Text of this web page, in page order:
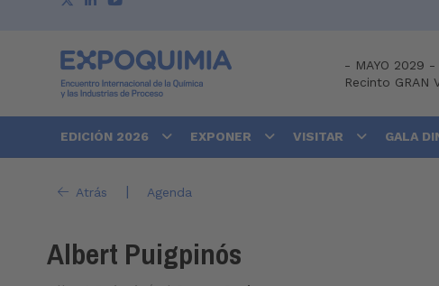
- MAYO 2029 -
Recinto GRAN
EDICIÓN 2026 EXPONER VISITAR GALA
Atrás | Agenda
Albert Puigpinós